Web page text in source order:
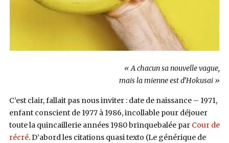
« A chacun sa nouvelle vague,
mais la mienne est d’Hokusai »
C’estclair, fallait pas nous inviter : date de naissance – 1971,
enfant conscient de 1977 à 1986, incollable pour déjouer
toute la quincaillerie années 1980 brinquebalée par Cour de
récré. D’abord les citations quasi texto (Le générique de